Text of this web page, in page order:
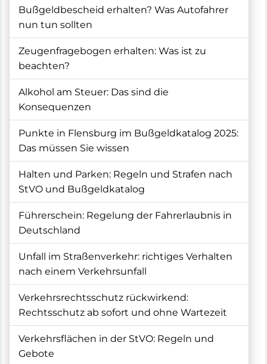
Bußgeldbescheid erhalten? Was Autofahrer
nun tun sollten
Zeugenfragebogen erhalten: Was ist zu
beachten?
Alkohol am Steuer: Das sind die
Konsequenzen
Punkte in Flensburg im Bußgeldkatalog 2025:
Das müssen Sie wissen
Halten und Parken: Regeln und Strafen nach
StVO und Bußgeldkatalog
Führerschein: Regelung der Fahrerlaubnis in
Deutschland
Unfall im Straßenverkehr: richtiges Verhalten
nach einem Verkehrsunfall
Verkehrsrechtsschutz rückwirkend:
Rechtsschutz ab sofort und ohne Wartezeit
Verkehrsflächen in der StVO: Regeln und
Gebote